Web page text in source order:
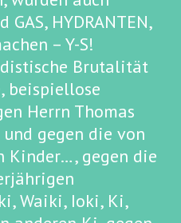
GAS, HYDRANTEN,
– Y-S!
Brutalität
beispiellose
Herrn Thomas
gegen die von
Kinder…, gegen die
Waiki, Ioki, Ki,